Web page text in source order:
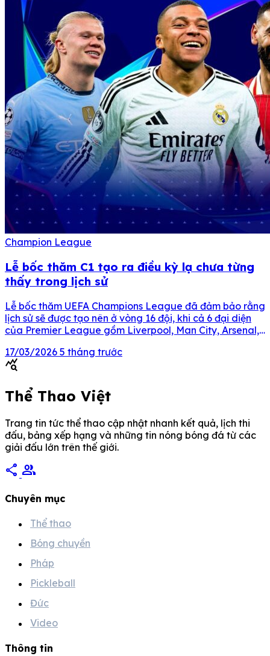
Champion League
Lễ bốc thăm C1 tạo ra điều kỳ ​​lạ chưa từng
thấy trong lịch sử
Lễ bốc thăm UEFA Champions League đã đảm bảo rằng
lịch sử sẽ được tạo nên ở vòng 16 đội, khi cả 6 đại diện
của Premier League gồm Liverpool, Man City, Arsenal,
đối thủ tiếp theo của mình. Lễ bốc thăm vòng 1/8 UEFA
Champions League […]
17/03/2026 5 tháng trước
query_stats
Thể Thao Việt
Trang tin tức thể thao cập nhật nhanh kết quả, lịch thi
đấu, bảng xếp hạng và những tin nóng bóng đá từ các
giải đấu lớn trên thế giới.
share group
Chuyên mục
Thể thao
Bóng chuyền
Pháp
Pickleball
Đức
Video
Thông tin